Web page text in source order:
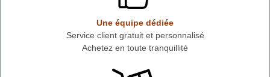
Une équipe dédiée
Service client gratuit et personnalisé
Achetez en toute tranquillité